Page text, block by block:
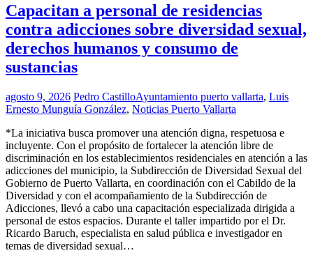
Capacitan a personal de residencias
contra adicciones sobre diversidad sexual,
derechos humanos y consumo de
sustancias
agosto 9, 2026 Pedro CastilloAyuntamiento puerto vallarta, Luis
Ernesto Munguía González, Noticias Puerto Vallarta
*La iniciativa busca promover una atención digna, respetuosa e
incluyente. Con el propósito de fortalecer la atención libre de
discriminación en los establecimientos residenciales en atención a las
adicciones del municipio, la Subdirección de Diversidad Sexual del
Gobierno de Puerto Vallarta, en coordinación con el Cabildo de la
Diversidad y con el acompañamiento de la Subdirección de
Adicciones, llevó a cabo una capacitación especializada dirigida a
personal de estos espacios. Durante el taller impartido por el Dr.
Ricardo Baruch, especialista en salud pública e investigador en
temas de diversidad sexual…